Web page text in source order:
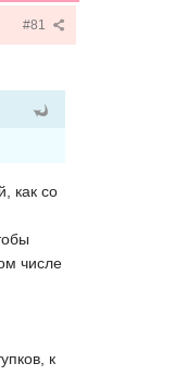
#81
как со
числе
к